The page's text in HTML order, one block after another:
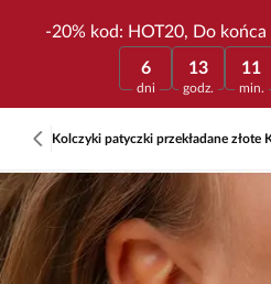
-20% kod: HOT20, Do końca
6
dni
13
godz.
11
min.
Kolczyki patyczki przekładane złote